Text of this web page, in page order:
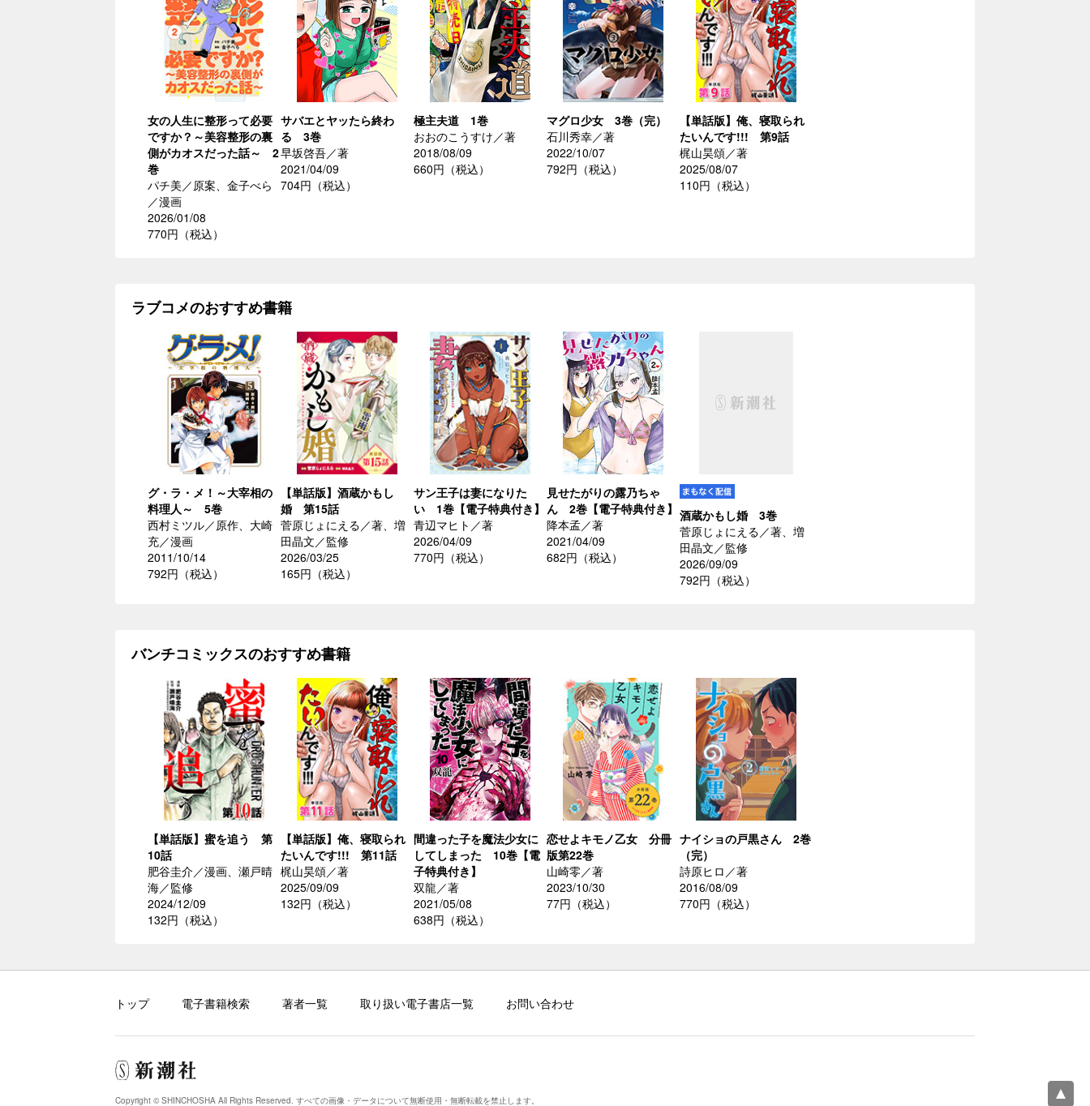
女の人生に整形って必要
ですか？～美容整形の裏
側がカオスだった話～ 2
巻
パチ美／原案、金子べら
／漫画
2026/01/08
770円（税込）
サバエとヤッたら終わ
る 3巻
早坂啓吾／著
2021/04/09
704円（税込）
極主夫道 1巻
おおのこうすけ／著
2018/08/09
660円（税込）
マグロ少女 3巻（完）
石川秀幸／著
2022/10/07
792円（税込）
【単話版】俺、寝取られ
たいんです!!! 第9話
梶山昊頌／著
2025/08/07
110円（税込）
ラブコメのおすすめ書籍
グ・ラ・メ！～大宰相の
料理人～ 5巻
西村ミツル／原作、大崎
充／漫画
2011/10/14
792円（税込）
【単話版】酒蔵かもし
婚 第15話
菅原じょにえる／著、増
田晶文／監修
2026/03/25
165円（税込）
サン王子は妻になりた
い 1巻【電子特典付き】
青辺マヒト／著
2026/04/09
770円（税込）
見せたがりの露乃ちゃ
ん 2巻【電子特典付き】
降本孟／著
2021/04/09
682円（税込）
酒蔵かもし婚 3巻
菅原じょにえる／著、増
田晶文／監修
2026/09/09
792円（税込）
バンチコミックスのおすすめ書籍
【単話版】蜜を追う 第
10話
肥谷圭介／漫画、瀬戸晴
海／監修
2024/12/09
132円（税込）
【単話版】俺、寝取られ
たいんです!!! 第11話
梶山昊頌／著
2025/09/09
132円（税込）
間違った子を魔法少女に
してしまった 10巻【電
子特典付き】
双龍／著
2021/05/08
638円（税込）
恋せよキモノ乙女 分冊
版第22巻
山崎零／著
2023/10/30
77円（税込）
ナイショの戸黒さん 2巻
（完）
詩原ヒロ／著
2016/08/09
770円（税込）
トップ 電子書籍検索 著者一覧 取り扱い電子書店一覧 お問い合わせ
Copyright © SHINCHOSHA All Rights Reserved. すべての画像・データについて無断使用・無断転載を禁止します。